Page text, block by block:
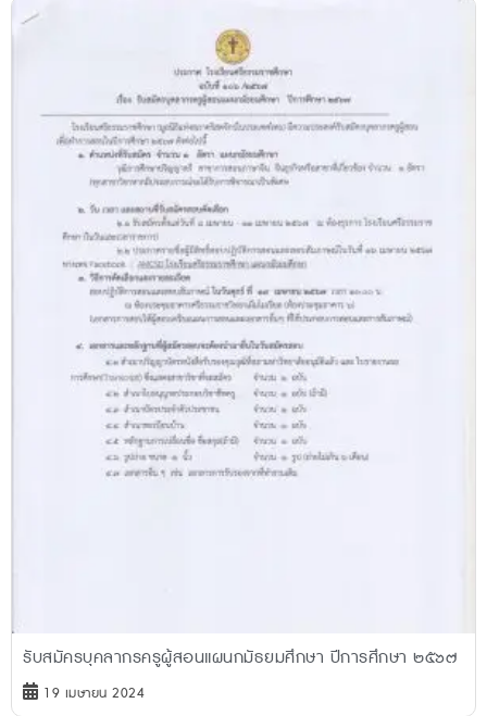
รับสมัครบุคลากรครูผู้สอนแผนกมัธยมศึกษา ปีการศึกษา ๒๕๖๗
19 เมษายน 2024